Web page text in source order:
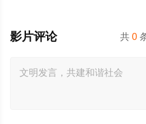
共0
影片评论